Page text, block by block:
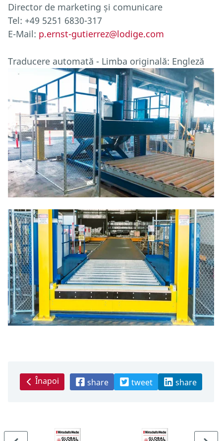
Director de marketing și comunicare
Tel: +49 5251 6830-317
E-Mail: p.ernst-gutierrez@lodige.com
Traducere automată - Limba originală: Engleză
Înapoi share tweet share